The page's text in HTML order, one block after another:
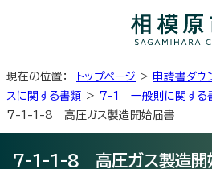
現在の位置： トップページ > 申請書ダウ
スに関する書類 > 7-1 一般則に関する
7-1-1-8 高圧ガス製造開始届書
7-1-1-8 高圧ガス製造開